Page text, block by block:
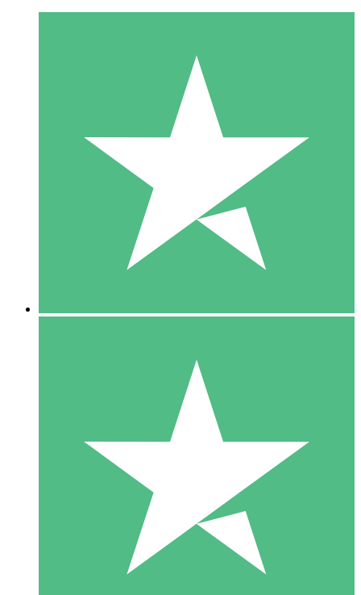
Paquetes de Créditos Individuales
Paga según el uso con créditos de descarga. Sin compromiso
10 00
10 Descargas
20 00